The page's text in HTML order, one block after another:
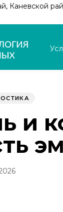
Каневской
и